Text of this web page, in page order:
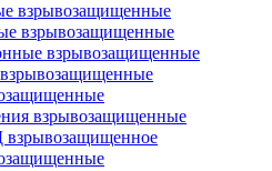
взрывозащищенные
взрывозащищенные
взрывозащищенные
взрывозащищенные